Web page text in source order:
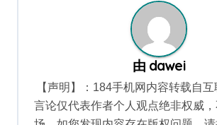
由 dawei
【声明】：184手机网内容转载自
言论仅代表作者个人观点绝非权威